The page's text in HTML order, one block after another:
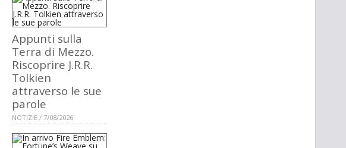
Appunti sulla
Terra di Mezzo.
Riscoprire J.R.R.
Tolkien
attraverso le sue
parole
NOTIZIE / 7/08/2026